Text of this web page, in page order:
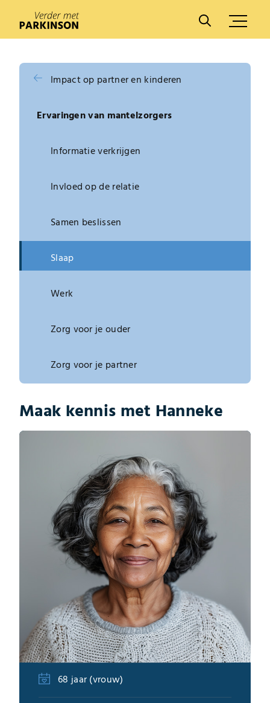
Impact op partner en kinderen
Ervaringen van mantelzorgers
Informatie verkrijgen
Invloed op de relatie
Samen beslissen
Slaap
Werk
Zorg voor je ouder
Zorg voor je partner
Maak kennis met Hanneke
68 jaar (vrouw)